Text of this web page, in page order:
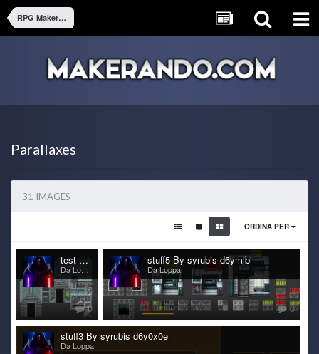
RPG Maker VX/VX Ace
Parallaxes
31 IMAGES
ORDINA PER
test By syrubis d729goj
Da Loppa
0
stuff5 By syrubis d6ymjbi
Da Loppa
0
stuff3 By syrubis d6y0x0e
Da Loppa